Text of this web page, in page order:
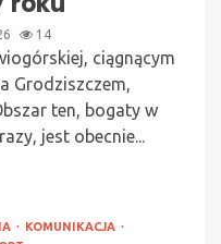
14
ciągnącym
Grodziszczem,
ten, bogaty w
jest obecnie...
KOMUNIKACJA